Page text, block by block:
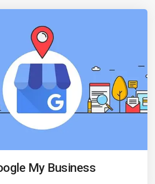
My Business